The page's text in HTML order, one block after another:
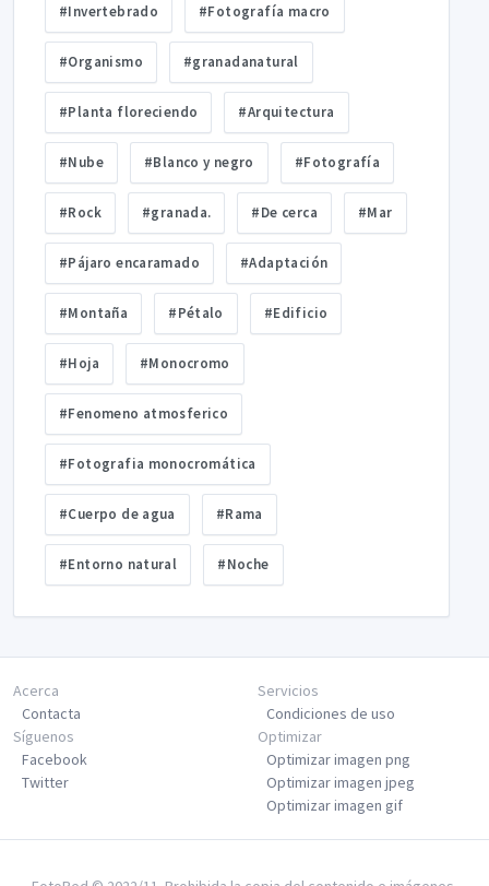
#Invertebrado #Fotografía macro
#Organismo #granadanatural
#Planta floreciendo #Arquitectura
#Nube #Blanco y negro #Fotografía
#Rock #granada. #De cerca #Mar
#Pájaro encaramado #Adaptación
#Montaña #Pétalo #Edificio
#Hoja #Monocromo
#Fenomeno atmosferico
#Fotografia monocromática
#Cuerpo de agua #Rama
#Entorno natural #Noche
Acerca
Contacta
Servicios
Condiciones de uso
Síguenos
Facebook
Twitter
Optimizar
Optimizar imagen png
Optimizar imagen jpeg
Optimizar imagen gif